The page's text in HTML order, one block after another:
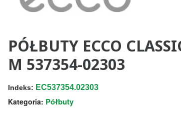
PÓŁBUTY ECCO
M 537354-02303
Indeks: EC537354.02303
Kategoria: Półbuty